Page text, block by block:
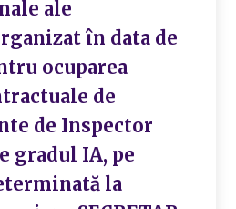
ale
în data de
ocuparea
de
de Inspector
gradul IA, pe
la